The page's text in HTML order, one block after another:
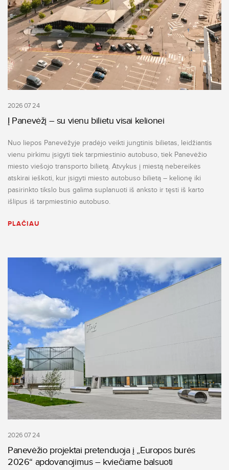
2026 07 24
Į Panevėžį – su vienu bilietu visai kelionei
Nuo liepos Panevėžyje pradėjo veikti jungtinis bilietas, leidžiantis
vienu pirkimu įsigyti tiek tarpmiestinio autobuso, tiek Panevėžio
miesto viešojo transporto bilietą. Atvykus į miestą nebereikės
atskirai ieškoti, kur įsigyti miesto autobuso bilietą – kelionę iki
pasirinkto tikslo bus galima suplanuoti iš anksto ir tęsti iš karto
išlipus iš tarpmiestinio autobuso.
PLAČIAU
2026 07 24
Panevėžio projektai pretenduoja į „Europos burės
2026“ apdovanojimus – kviečiame balsuoti